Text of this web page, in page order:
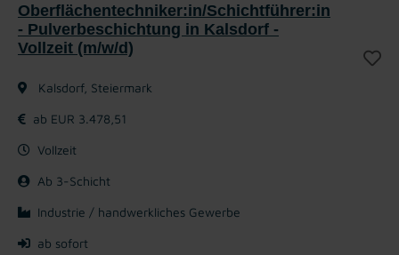
Oberflächentechniker:in/Schichtführer:in
- Pulverbeschichtung in Kalsdorf -
Vollzeit (m/w/d)
Kalsdorf, Steiermark
ab EUR 3.478,51
Vollzeit
Ab 3-Schicht
Industrie / handwerkliches Gewerbe
ab sofort